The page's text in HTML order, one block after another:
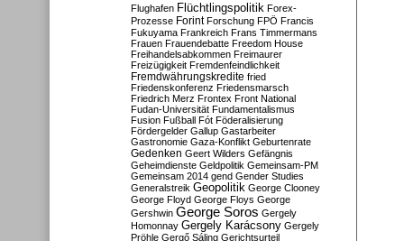
Flughafen Flüchtlingspolitik Forex-
Prozesse Forint Forschung FPÖ Francis
Fukuyama Frankreich Frans Timmermans
Frauen Frauendebatte Freedom House
Freihandelsabkommen Freimaurer
Freizügigkeit Fremdenfeindlichkeit
Fremdwährungskredite fried
Friedenskonferenz Friedensmarsch
Friedrich Merz Frontex Front National
Fudan-Universität Fundamentalismus
Fusion Fußball Fót Föderalisierung
Fördergelder Gallup Gastarbeiter
Gastronomie Gaza-Konflikt Geburtenrate
Gedenken Geert Wilders Gefängnis
Geheimdienste Geldpolitik Gemeinsam-PM
Gemeinsam 2014 gend Gender Studies
Generalstreik Geopolitik George Clooney
George Floyd George Floys George
Gershwin George Soros Gergely
Homonnay Gergely Karácsony Gergely
Pröhle Gergő Sáling Gerichtsurteil